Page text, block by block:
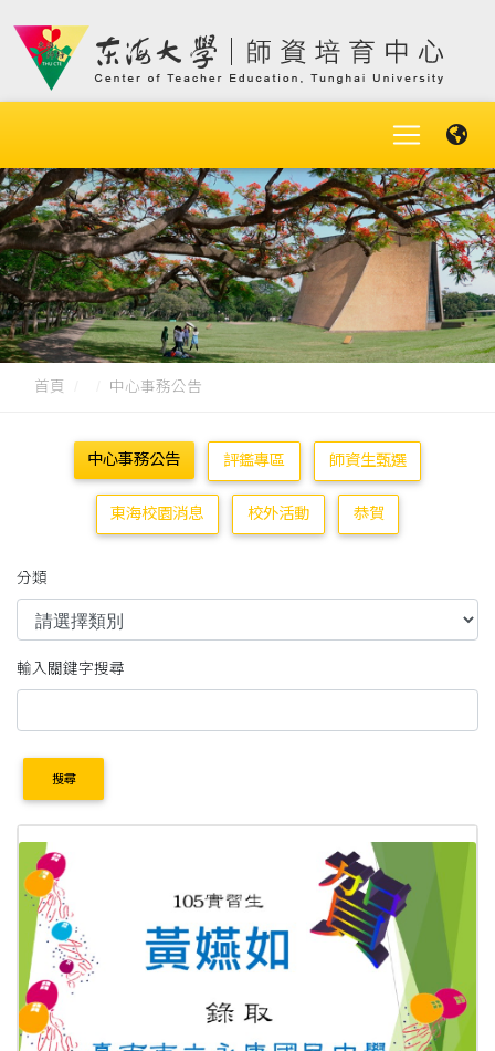
首頁 中心事務公告
中心事務公告 評鑑專區 師資生甄選
東海校園消息 校外活動 恭賀
分類
輸入關鍵字搜尋
搜尋